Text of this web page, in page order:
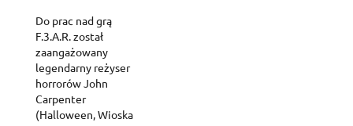
Do prac nad grą
F.3.A.R. został
zaangażowany
legendarny reżyser
horrorów John
Carpenter
(Halloween, Wioska